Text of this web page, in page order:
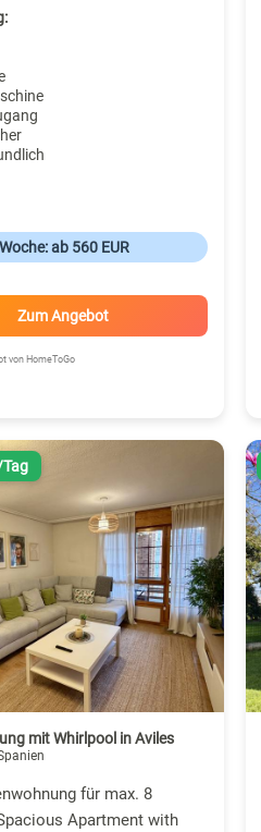
ab 560 EUR
Zum Angebot
von HomeToGo
mit Whirlpool in Aviles
für max. 8
Apartment with